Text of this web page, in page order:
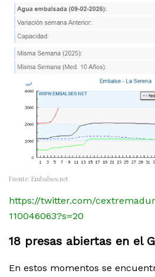
Fuente: Embalses.net
https://twitter.com/
110046063?s=20
18 presas abiertas en el
En estos momentos se